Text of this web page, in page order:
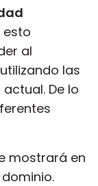
al
las
De lo
mostrará en